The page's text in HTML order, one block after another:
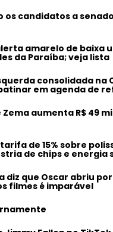
os candidatos a
amarelo de baixa
da Paraíba; veja lista
consolidada na
em agenda de
aumenta R$ 49
de 15% sobre
de chips e energia
diz que Oscar abriu
filmes é imparável